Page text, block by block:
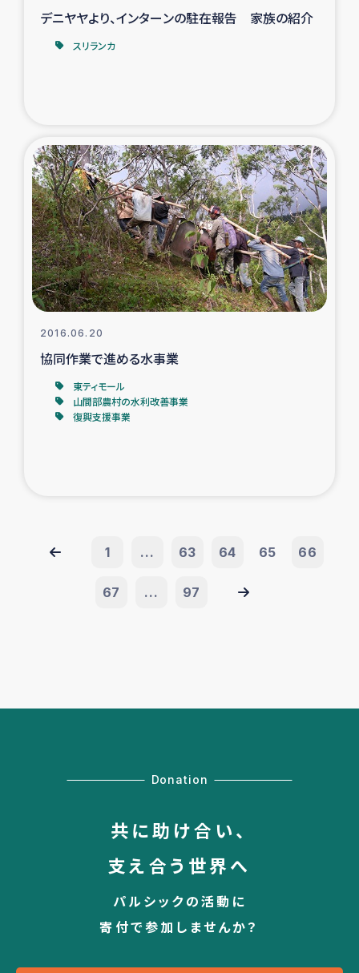
デニヤヤより、インターンの駐在報告 家族の紹介
スリランカ
2016.06.20
協同作業で進める水事業
東ティモール
山間部農村の水利改善事業
復興支援事業
1 ... 63 64 65 66
67 ... 97
Donation
共に助け合い、
支え合う世界へ
パルシックの活動に
寄付で参加しませんか？